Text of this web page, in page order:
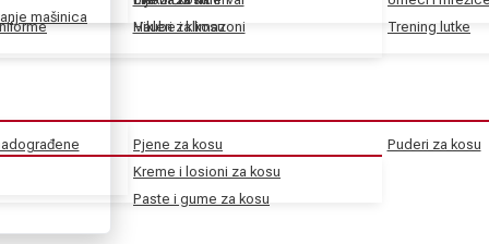
mašinica
Haube i klimazoni
Pjene za kosu
Kreme i losioni za kosu
Paste i gume za kosu
Puderi za kosu
Vikleri za kosu
Trening lutke